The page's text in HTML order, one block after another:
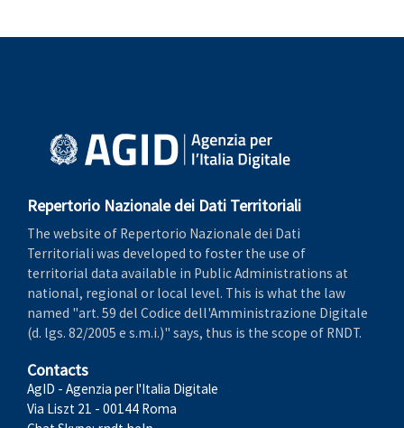
Repertorio Nazionale dei Dati Territoriali
The website of Repertorio Nazionale dei Dati
Territoriali was developed to foster the use of
territorial data available in Public Administrations at
national, regional or local level. This is what the law
named "art. 59 del Codice dell'Amministrazione Digitale
(d. lgs. 82/2005 e s.m.i.)" says, thus is the scope of RNDT.
Contacts
AgID - Agenzia per l'Italia Digitale
Via Liszt 21 - 00144 Roma